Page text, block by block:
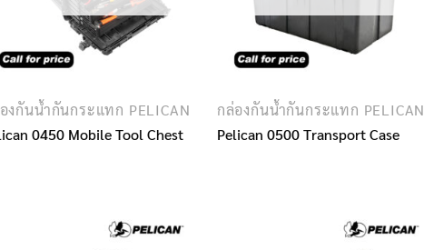
งกันน้ำกันกระแทก PELICAN
0450 Mobile Tool Chest
กล่องกันน้ำกันกระแทก PELICAN
Pelican 0500 Transport Case